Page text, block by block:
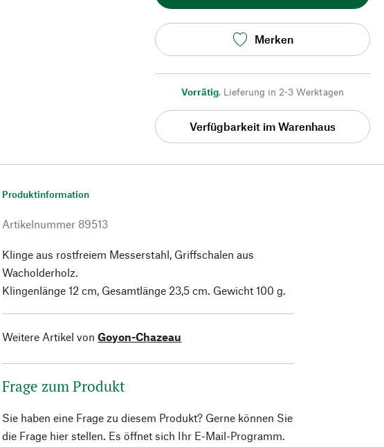
Merken
Vorrätig, Lieferung in 2-3 Werktagen
Verfügbarkeit im Warenhaus
Produktinformation
Artikelnummer 89513
Klinge aus rostfreiem Messerstahl, Griffschalen aus
Wacholderholz.
Klingenlänge 12 cm, Gesamtlänge 23,5 cm. Gewicht 100 g.
Weitere Artikel von Goyon-Chazeau
Frage zum Produkt
Sie haben eine Frage zu diesem Produkt? Gerne können Sie
die Frage hier stellen. Es öffnet sich Ihr E-Mail-Programm.